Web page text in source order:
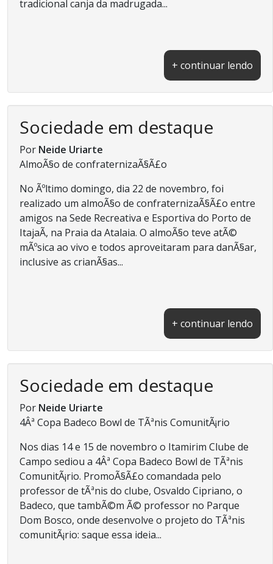
tradicional canja da madrugada...
+ continuar lendo
Sociedade em destaque
Por Neide Uriarte
AlmoÃ§o de confraternizaÃ§Ã£o
No Ãºltimo domingo, dia 22 de novembro, foi
realizado um almoÃ§o de confraternizaÃ§Ã£o entre
amigos na Sede Recreativa e Esportiva do Porto de
ItajaÃ­, na Praia da Atalaia. O almoÃ§o teve atÃ©
mÃºsica ao vivo e todos aproveitaram para danÃ§ar,
inclusive as crianÃ§as...
+ continuar lendo
Sociedade em destaque
Por Neide Uriarte
4Âª Copa Badeco Bowl de TÃªnis ComunitÃ¡rio
Nos dias 14 e 15 de novembro o Itamirim Clube de
Campo sediou a 4Âª Copa Badeco Bowl de TÃªnis
ComunitÃ¡rio. PromoÃ§Ã£o comandada pelo
professor de tÃªnis do clube, Osvaldo Cipriano, o
Badeco, que tambÃ©m Ã© professor no Parque
Dom Bosco, onde desenvolve o projeto do TÃªnis
comunitÃ¡rio: saque essa ideia...